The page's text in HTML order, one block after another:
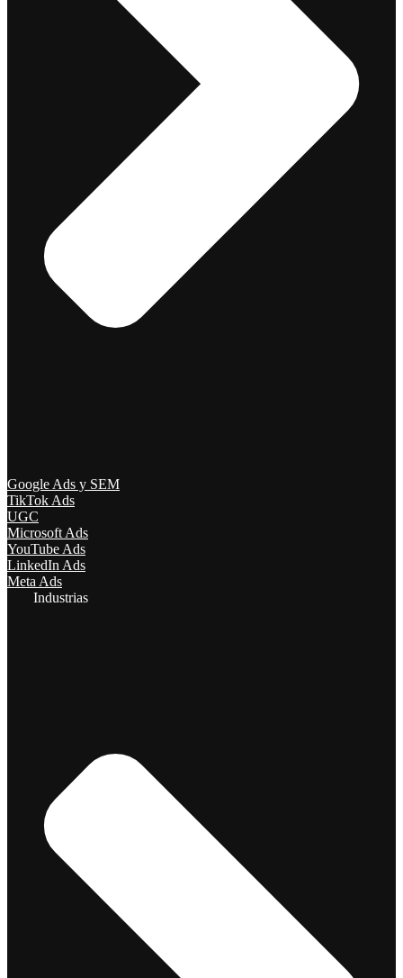
Google Ads y SEM
TikTok Ads
UGC
Microsoft Ads
YouTube Ads
LinkedIn Ads
Meta Ads
Industrias